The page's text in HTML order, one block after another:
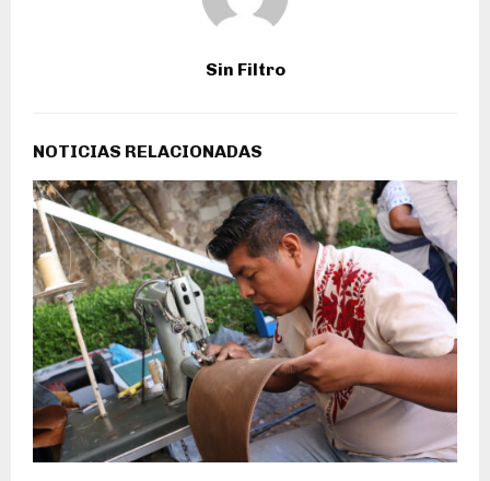
Sin Filtro
NOTICIAS RELACIONADAS